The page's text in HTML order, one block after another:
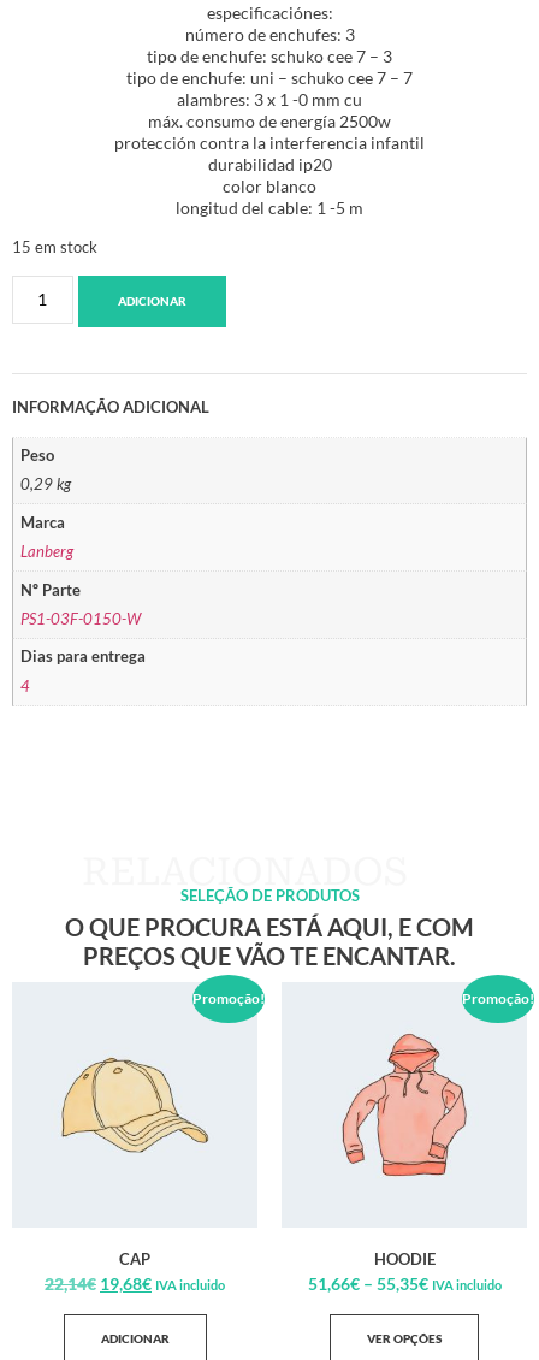
especificaciónes:
número de enchufes: 3
tipo de enchufe: schuko cee 7 – 3
tipo de enchufe: uni – schuko cee 7 – 7
alambres: 3 x 1 -0 mm cu
máx. consumo de energía 2500w
protección contra la interferencia infantil
durabilidad ip20
color blanco
longitud del cable: 1 -5 m
15 em stock
ADICIONAR
INFORMAÇÃO ADICIONAL
Peso
0,29 kg
Marca
Lanberg
Nº Parte
PS1-03F-0150-W
Dias para entrega
4
SELEÇÃO DE PRODUTOS
O QUE PROCURA ESTÁ AQUI, E COM
PREÇOS QUE VÃO TE ENCANTAR.
Promoção!
CAP
22,14€ 19,68€ IVA incluido
ADICIONAR
Promoção!
HOODIE
51,66€ – 55,35€ IVA incluido
VER OPÇÕES